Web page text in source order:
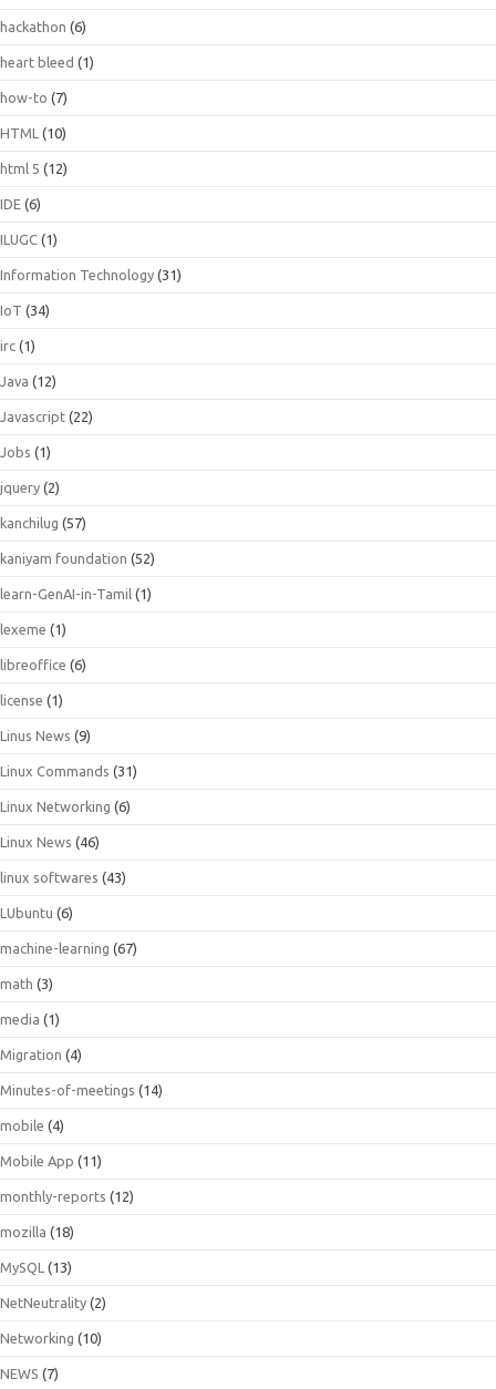
hackathon (6)
heart bleed (1)
how-to (7)
HTML (10)
html 5 (12)
IDE (6)
ILUGC (1)
Information Technology (31)
IoT (34)
irc (1)
Java (12)
Javascript (22)
Jobs (1)
jquery (2)
kanchilug (57)
kaniyam foundation (52)
learn-GenAI-in-Tamil (1)
lexeme (1)
libreoffice (6)
license (1)
Linus News (9)
Linux Commands (31)
Linux Networking (6)
Linux News (46)
linux softwares (43)
LUbuntu (6)
machine-learning (67)
math (3)
media (1)
Migration (4)
Minutes-of-meetings (14)
mobile (4)
Mobile App (11)
monthly-reports (12)
mozilla (18)
MySQL (13)
NetNeutrality (2)
Networking (10)
NEWS (7)